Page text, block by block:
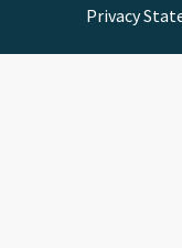
Privacy